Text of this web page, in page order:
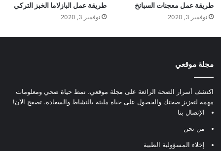
طريقة عمل معجنات السبانخ
نوفمبر 3, 2020
طريقة عمل البازلاما الخبز التركي
نوفمبر 3, 2020
مجلة موقعي
اكتشف أسرار الصحة الرائعة على مجلة موقعي، نمط حياة صحي ومعلومات
مهمة لتعزيز صحتك والحصول على حياة مليئة بالنشاط والسعادة. تصفح الآن!
الإتصال بنا
من نحن
إخلاء المسؤولية الطبية